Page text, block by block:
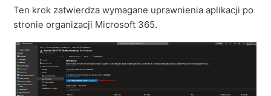
Ten krok zatwierdza wymagane uprawnienia aplikacji po
stronie organizacji Microsoft 365.